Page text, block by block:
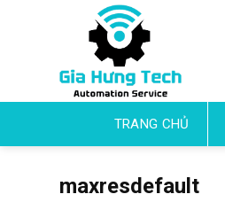
TRANG CHỦ
maxresdefault